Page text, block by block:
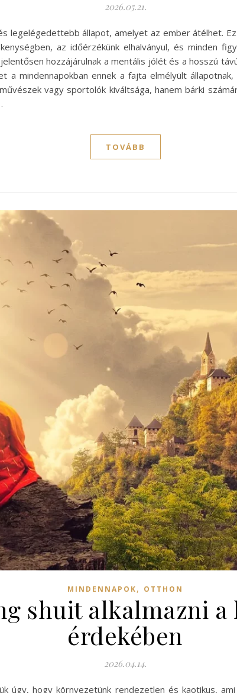
2026.05.21.
legelégedettebb állapot, amelyet az ember átélhet.
az időérzékünk elhalványul, és minden
hozzájárulnak a mentális jólét és a hosszú
mindennapokban ennek a fajta elmélyült
vagy sportolók kiváltsága, hanem bárki
TOVÁBB
MINDENNAPOK, OTTHON
shuit alkalmazni
érdekében
2026.04.14.
úgy, hogy környezetünk rendezetlen és kaotikus,